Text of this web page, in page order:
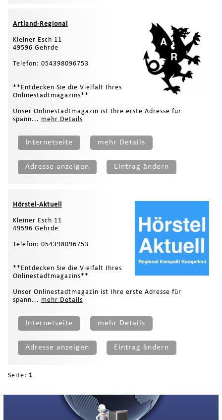
Artland-Regional
Kleiner Esch 11
49596 Gehrde
Telefon: 054398096753
**Entdecken Sie die Vielfalt Ihres
Onlinestadtmagazins**
Unser Onlinestadtmagazin ist Ihre erste Adresse für
spann... mehr Details
Internetseite mehr Details
Adresse anzeigen Eintrag ändern
Hörstel-Aktuell
Kleiner Esch 11
49596 Gehrde
Telefon: 054398096753
**Entdecken Sie die Vielfalt Ihres
Onlinestadtmagazins**
Unser Onlinestadtmagazin ist Ihre erste Adresse für
spann... mehr Details
Internetseite mehr Details
Adresse anzeigen Eintrag ändern
Seite: 1